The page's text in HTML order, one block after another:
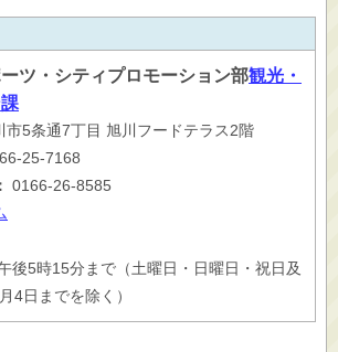
ツ・シティプロモーション部観光・
5条通7丁目 旭川フードテラス2階
25-7168
0166-26-8585
後5時15分まで（土曜日・日曜日・祝日及
4日までを除く）